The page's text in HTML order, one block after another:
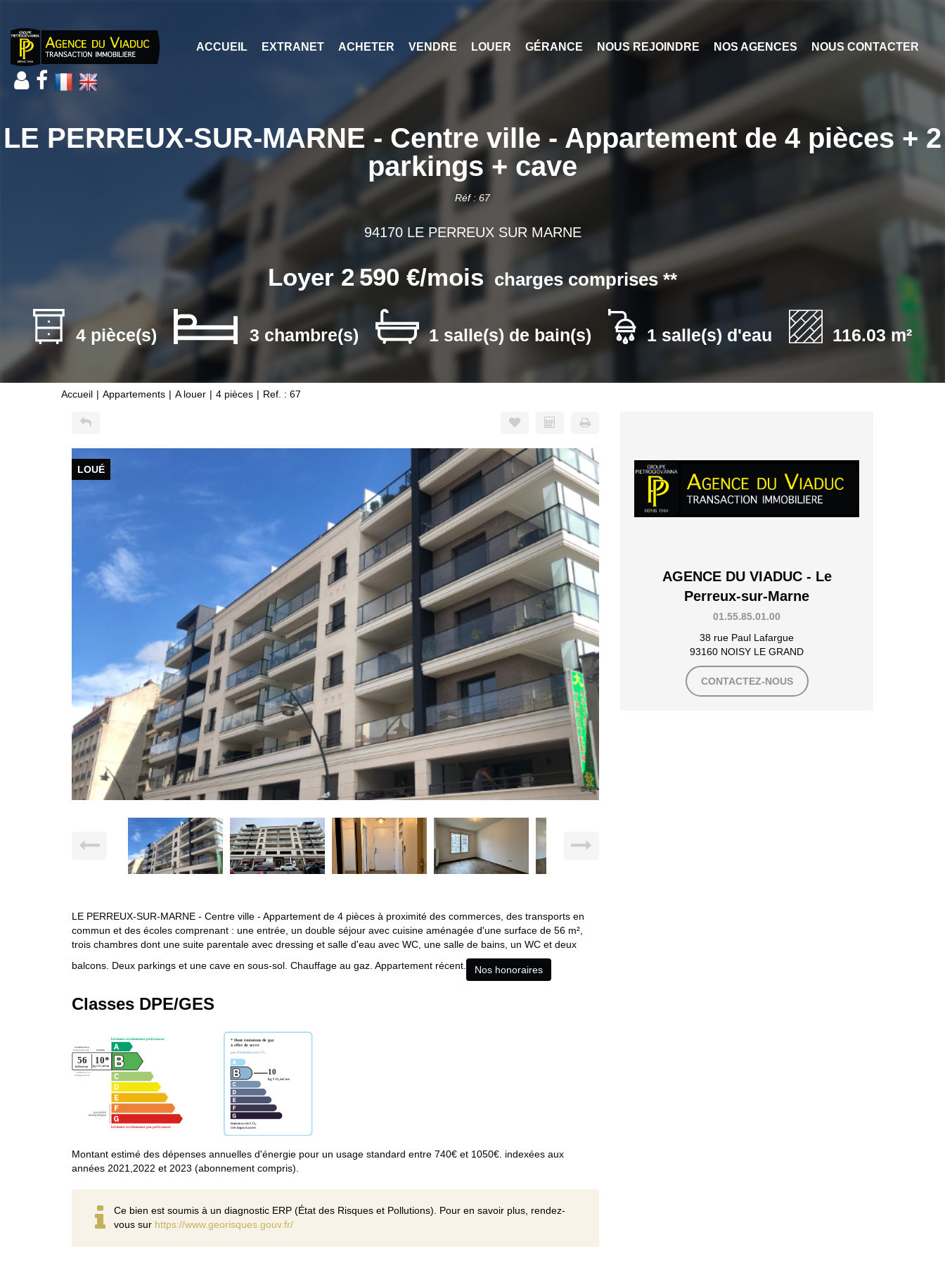
ACCUEIL EXTRANET ACHETER VENDRE LOUER GÉRANCE NOUS REJOINDRE NOS AGENCES NOUS CONTACTER
LE PERREUX-SUR-MARNE - Centre ville - Appartement de 4 pièces + 2
parkings + cave
Réf : 67
94170 LE PERREUX SUR MARNE
Loyer 2 590 €/mois charges comprises **
4 pièce(s) 3 chambre(s) 1 salle(s) de bain(s) 1 salle(s) d'eau 116.03 m²
Accueil Appartements A louer 4 pièces Ref. : 67
LOUÉ
LE PERREUX-SUR-MARNE - Centre ville - Appartement de 4 pièces à proximité des commerces, des transports en
commun et des écoles comprenant : une entrée, un double séjour avec cuisine aménagée d'une surface de 56 m²,
trois chambres dont une suite parentale avec dressing et salle d'eau avec WC, une salle de bains, un WC et deux
balcons. Deux parkings et une cave en sous-sol. Chauffage au gaz. Appartement récent.
Nos honoraires
Classes DPE/GES
Montant estimé des dépenses annuelles d'énergie pour un usage standard entre 740€ et 1050€. indexées aux
années 2021,2022 et 2023 (abonnement compris).
Ce bien est soumis à un diagnostic ERP (État des Risques et Pollutions). Pour en savoir plus, rendez-
vous sur https://www.georisques.gouv.fr/
AGENCE DU VIADUC - Le
Perreux-sur-Marne
01.55.85.01.00
38 rue Paul Lafargue
93160 NOISY LE GRAND
CONTACTEZ-NOUS